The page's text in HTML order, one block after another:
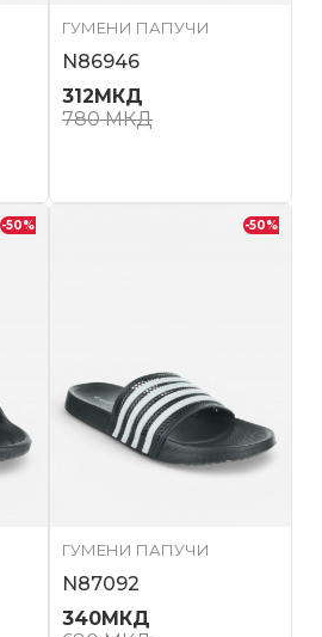
ГУМЕНИ ПАПУЧИ
N86946
312МКД
780МКД
-50% -50%
ГУМЕНИ ПАПУЧИ
N87092
340МКД